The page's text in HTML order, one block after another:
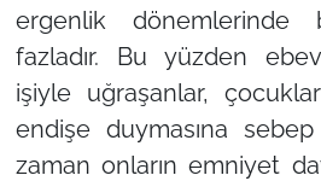
ergenlik
fazladır. Bu yüzden
işiyle uğraşanlar,
endişe duymasına
zaman onların emniyet